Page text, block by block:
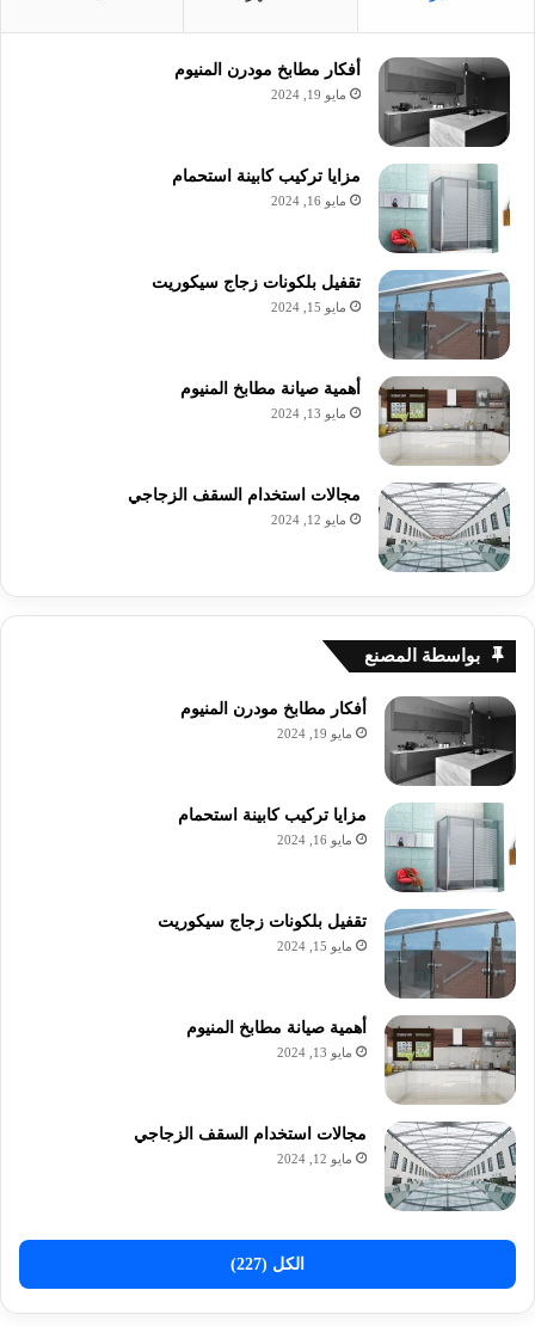
أفكار مطابخ مودرن المنيوم
مايو 19, 2024
مزايا تركيب كابينة استحمام
مايو 16, 2024
تقفيل بلكونات زجاج سيكوريت
مايو 15, 2024
أهمية صيانة مطابخ المنيوم
مايو 13, 2024
مجالات استخدام السقف الزجاجي
مايو 12, 2024
بواسطة المصنع
أفكار مطابخ مودرن المنيوم
مايو 19, 2024
مزايا تركيب كابينة استحمام
مايو 16, 2024
تقفيل بلكونات زجاج سيكوريت
مايو 15, 2024
أهمية صيانة مطابخ المنيوم
مايو 13, 2024
مجالات استخدام السقف الزجاجي
مايو 12, 2024
الكل (227)